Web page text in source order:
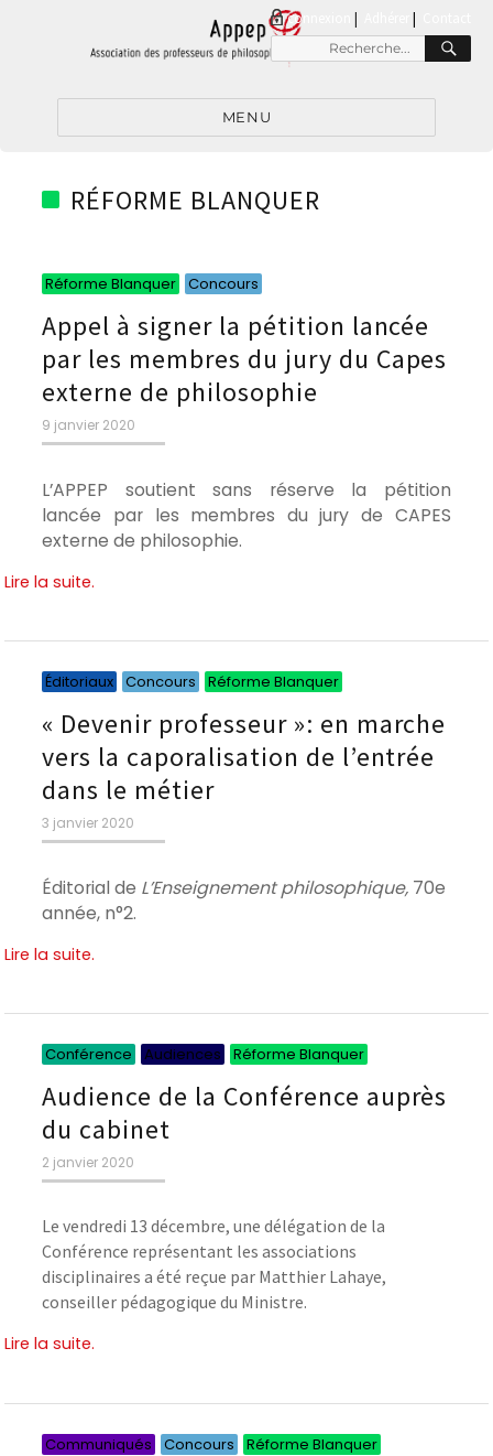
connexion |
Recherche
pour
MENU
RÉFORME BLANQUER
Réforme Blanquer Concours
Appel à signer la pétition lancée
par les membres du jury du Capes
externe de philosophie
Publié
le
9 janvier 2020
L’APPEP soutient sans réserve la pétition
lancée par les membres du jury de CAPES
externe de philosophie.
Lire la suite.
Éditoriaux Concours Réforme Blanquer
« Devenir professeur »: en marche
vers la caporalisation de l’entrée
dans le métier
Publié
le
3 janvier 2020
Éditorial de L’Enseignement philosophique, 70e
année, n°2.
Lire la suite.
Conférence Audiences Réforme Blanquer
Audience de la Conférence auprès
du cabinet
Publié
le
2 janvier 2020
Le vendredi 13 décembre, une délégation de la
Conférence représentant les associations
disciplinaires a été reçue par Matthier Lahaye,
conseiller pédagogique du Ministre.
Lire la suite.
Communiqués Concours Réforme Blanquer